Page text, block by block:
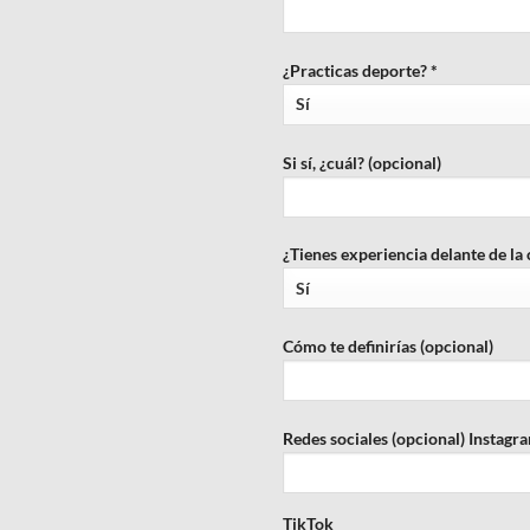
¿Practicas deporte? *
Si sí, ¿cuál? (opcional)
¿Tienes experiencia delante de la
Cómo te definirías (opcional)
Redes sociales (opcional)
TikTok